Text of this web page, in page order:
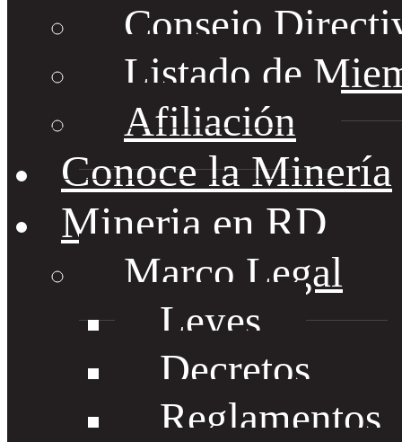
Consejo
Listado de
Afiliación
Conoce la Minería
Mineria en RD
Marco Legal
Leyes
Decretos
Reglamentos